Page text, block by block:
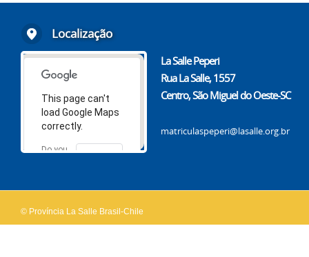
Localização
This page can't
load Google Maps
correctly.
Do you
OK
La Salle Peperi
Rua La Salle, 1557
Centro, São Miguel do Oeste-SC
matriculaspeperi@lasalle.org.br
© Província La Salle Brasil-Chile